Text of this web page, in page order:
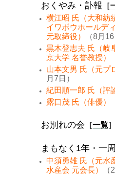
おくやみ・訃報 ［
横江昭 氏（大和紡
イワボウホールデ
元取締役）
（8月16
黒木登志夫 氏（岐
京大学 名誉教授）
山本文男 氏（元プ
月7日）
紀田順一郎 氏（評
露口茂 氏（俳優）
お別れの会 ［一覧］
まもなく1年・一
中須勇雄 氏（元水
水産会 元会長）